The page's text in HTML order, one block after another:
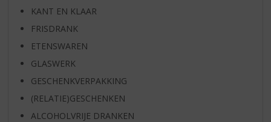
KANT EN KLAAR
FRISDRANK
ETENSWAREN
GLASWERK
GESCHENKVERPAKKING
(RELATIE)GESCHENKEN
ALCOHOLVRIJE DRANKEN